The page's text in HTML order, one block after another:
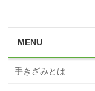
MENU
手きざみとは